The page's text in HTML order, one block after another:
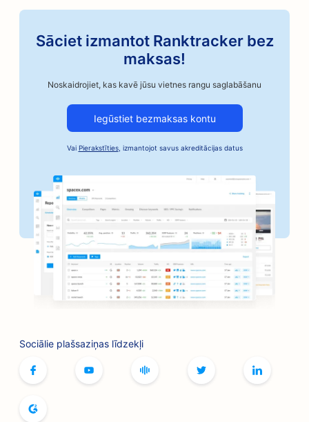
SEO auto rezerves daļu veikaliem
SEO automobiļu nozares uzņēmumiem
SEO Bail Bonds pakalpojumiem
SEO bankām
SEO maiznīcām
SEO frizētavām
SEO veikaliem
SEO botoksa un filleru pakalpojumiem
SEO galda spēļu kafejnīcām
SEO grāmatnīcām
Sāciet izmantot Ranktracker bez
maksas!
Noskaidrojiet, kas kavē jūsu vietnes rangu saglabāšanu
Iegūstiet bezmaksas kontu
Vai Pierakstīties, izmantojot savus akreditācijas datus
Sociālie plašsaziņas līdzekļi